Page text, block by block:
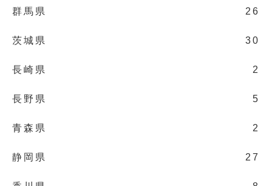
群馬県 26
茨城県 30
長崎県 2
長野県 5
青森県 2
静岡県 27